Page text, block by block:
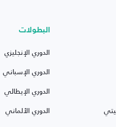
البطولات
الدوري الإنجليزي
الدوري الإسباني
الدوري الإيطالي
الدوري الألماني